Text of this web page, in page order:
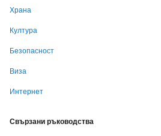
Храна
Култура
Безопасност
Виза
Интернет
Свързани ръководства